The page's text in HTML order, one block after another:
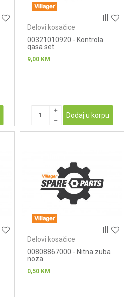
Delovi kosačice
00321010920 - Kontrola
gasa set
9,00 KM
Dodaj u korpu
Delovi kosačice
00808867000 - Nitna zuba
noza
0,50 KM